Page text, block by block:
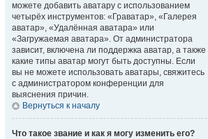
можете добавить аватару с использованием
четырёх инструментов: «Граватар», «Галерея
аватар», «Удалённая аватара» или
«Загружаемая аватара». От администратора
зависит, включена ли поддержка аватар, а также
какие типы аватар могут быть доступны. Если
вы не можете использовать аватары, свяжитесь
с администратором конференции для
выяснения причин.
Вернуться к началу
Что такое звание и как я могу изменить его?